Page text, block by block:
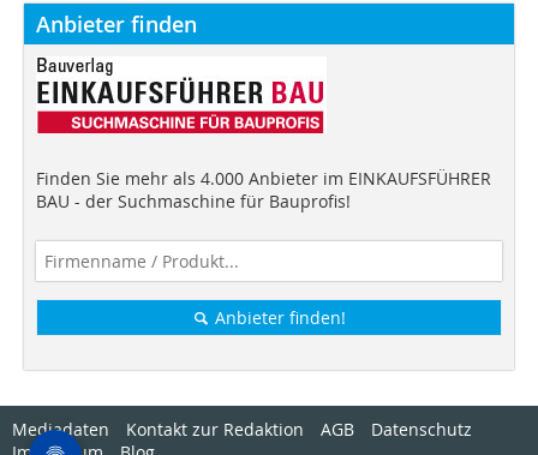
Anbieter finden
Finden Sie mehr als 4.000 Anbieter im EINKAUFSFÜHRER
BAU - der Suchmaschine für Bauprofis!
Anbieter finden!
Mediadaten Kontakt zur Redaktion AGB
Datenschutz